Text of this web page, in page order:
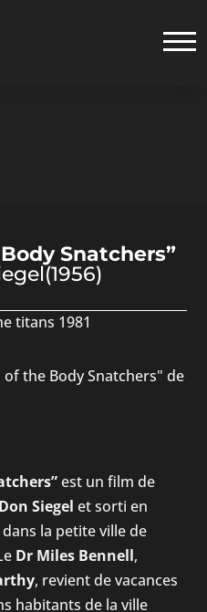
Snatchers”
est un film de
Don Siegel et sorti en
la petite ville de
Dr Miles Bennell,
, revient de vacances
habitants de la ville